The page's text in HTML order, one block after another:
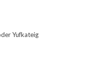
Yufkateig